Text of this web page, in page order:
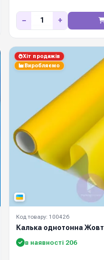
− +
Хіт продажів
Виробляємо
Код товару: 100426
Калька однотонна
в наявності 206